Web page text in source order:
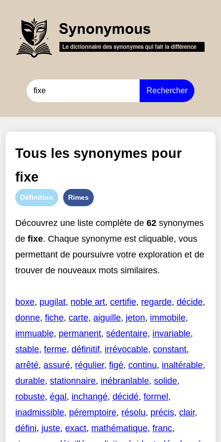
Rechercher
Tous les synonymes pour
fixe
Définition Rimes
Découvrez une liste complète de62 synonymes
defixe. Chaque synonyme est cliquable, vous
permettant de poursuivre votre exploration et de
trouver de nouveaux mots similaires.
boxe, pugilat, noble art,certifie, regarde,décide,
donne,fiche,carte,aiguille, jeton, immobile,
immuable, permanent,sédentaire, invariable,
stable,ferme,définitif, irrévocable,constant,
arrêté,assuré, régulier,figé,continu, inaltérable,
durable,stationnaire, inébranlable,solide,
robuste,égal , inchangé,décidé,formel ,
inadmissible, péremptoire, résolu, précis,clair,
défini, juste,exact, mathématique,franc,